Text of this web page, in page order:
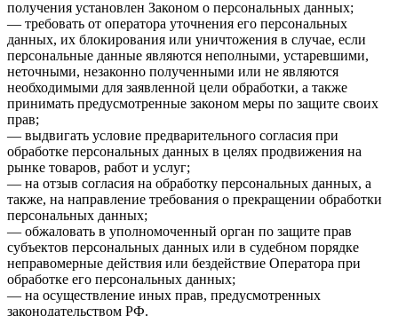
получения установлен Законом о персональных данных;
— требовать от оператора уточнения его персональных
данных, их блокирования или уничтожения в случае, если
персональные данные являются неполными, устаревшими,
неточными, незаконно полученными или не являются
необходимыми для заявленной цели обработки, а также
принимать предусмотренные законом меры по защите своих
прав;
— выдвигать условие предварительного согласия при
обработке персональных данных в целях продвижения на
рынке товаров, работ и услуг;
— на отзыв согласия на обработку персональных данных, а
также, на направление требования о прекращении обработки
персональных данных;
— обжаловать в уполномоченный орган по защите прав
субъектов персональных данных или в судебном порядке
неправомерные действия или бездействие Оператора при
обработке его персональных данных;
— на осуществление иных прав, предусмотренных
законодательством РФ.